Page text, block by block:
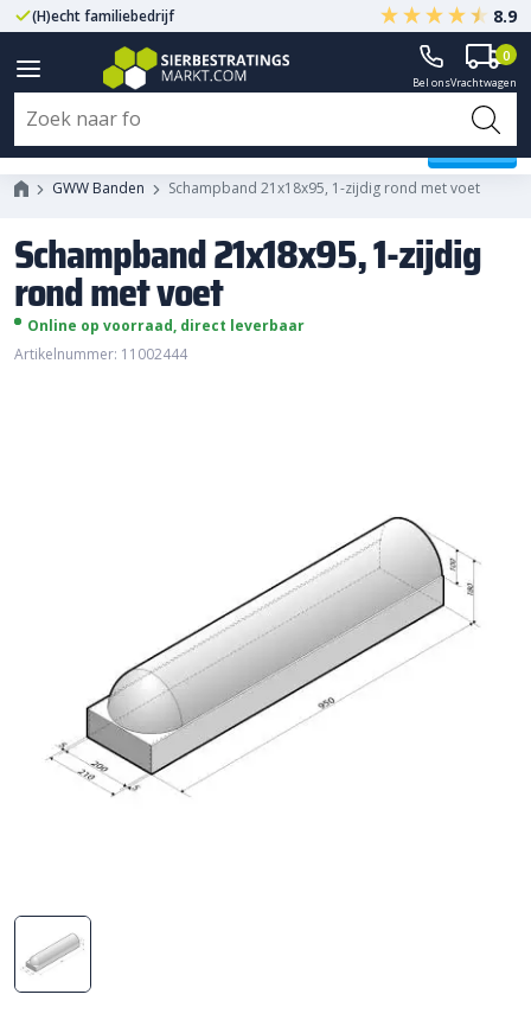
(H)echt familiebedrijf Gegarandeerd A-kwaliteit
8.9
Bel onsVrachtwagen
0
GWW Banden Schampband 21x18x95, 1-zijdig rond met voet
Schampband 21x18x95, 1-zijdig
rond met voet
Online op voorraad, direct leverbaar
Artikelnummer: 11002444
Schampband 21x18x95, 1-zijdig
rond met voet